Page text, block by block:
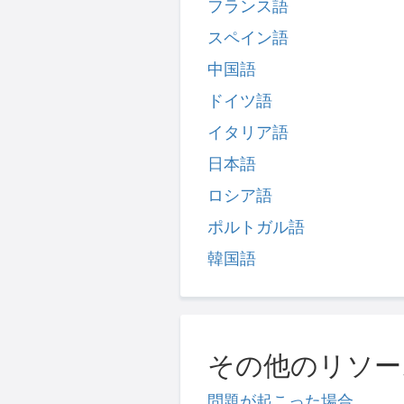
フランス語
スペイン語
中国語
ドイツ語
イタリア語
日本語
ロシア語
ポルトガル語
韓国語
その他のリソ